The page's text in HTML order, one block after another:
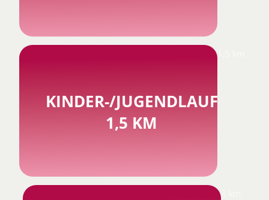
KINDER-/JUGENDLAUF
1,5 KM
1,5 km
3 km